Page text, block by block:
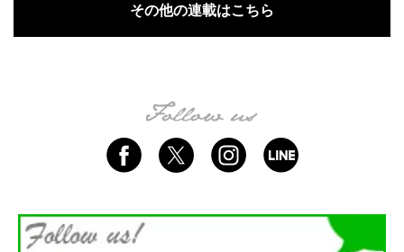
その他の連載はこちら